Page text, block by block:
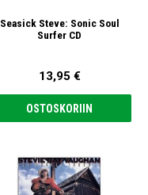
Seasick Steve: Sonic Soul
Surfer CD
13,95 €
OSTOSKORIIN